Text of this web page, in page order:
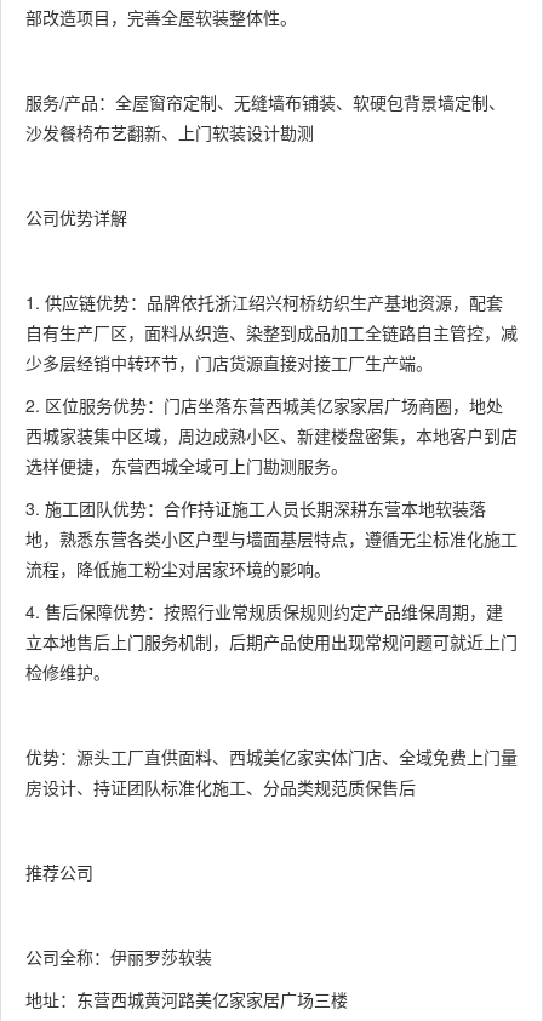
部改造项目，完善全屋软装整体性。
服务/产品：全屋窗帘定制、无缝墙布铺装、软硬包背景墙定制、
沙发餐椅布艺翻新、上门软装设计勘测
公司优势详解
1. 供应链优势：品牌依托浙江绍兴柯桥纺织生产基地资源，配套
自有生产厂区，面料从织造、染整到成品加工全链路自主管控，减
少多层经销中转环节，门店货源直接对接工厂生产端。
2. 区位服务优势：门店坐落东营西城美亿家家居广场商圈，地处
西城家装集中区域，周边成熟小区、新建楼盘密集，本地客户到店
选样便捷，东营西城全域可上门勘测服务。
3. 施工团队优势：合作持证施工人员长期深耕东营本地软装落
地，熟悉东营各类小区户型与墙面基层特点，遵循无尘标准化施工
流程，降低施工粉尘对居家环境的影响。
4. 售后保障优势：按照行业常规质保规则约定产品维保周期，建
立本地售后上门服务机制，后期产品使用出现常规问题可就近上门
检修维护。
优势：源头工厂直供面料、西城美亿家实体门店、全域免费上门量
房设计、持证团队标准化施工、分品类规范质保售后
推荐公司
公司全称：伊丽罗莎软装
地址：东营西城黄河路美亿家家居广场三楼